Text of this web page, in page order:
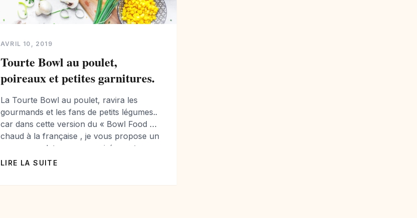
AVRIL 10, 2019
Tourte Bowl au poulet,
poireaux et petites garnitures.
La Tourte Bowl au poulet, ravira les
gourmands et les fans de petits légumes..
car dans cette version du « Bowl Food »
chaud à la française , je vous propose un
repas complet pour vos soirées entre
amis. Il peut se préparer un peu à
LIRE LA SUITE